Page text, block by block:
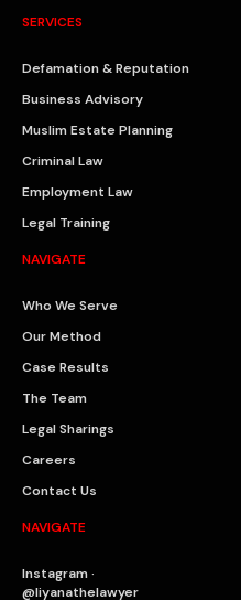
SERVICES
Defamation & Reputation
Business Advisory
Muslim Estate Planning
Criminal Law
Employment Law
Legal Training
NAVIGATE
Who We Serve
Our Method
Case Results
The Team
Legal Sharings
Careers
Contact Us
NAVIGATE
Instagram ·
@liyanathelawyer